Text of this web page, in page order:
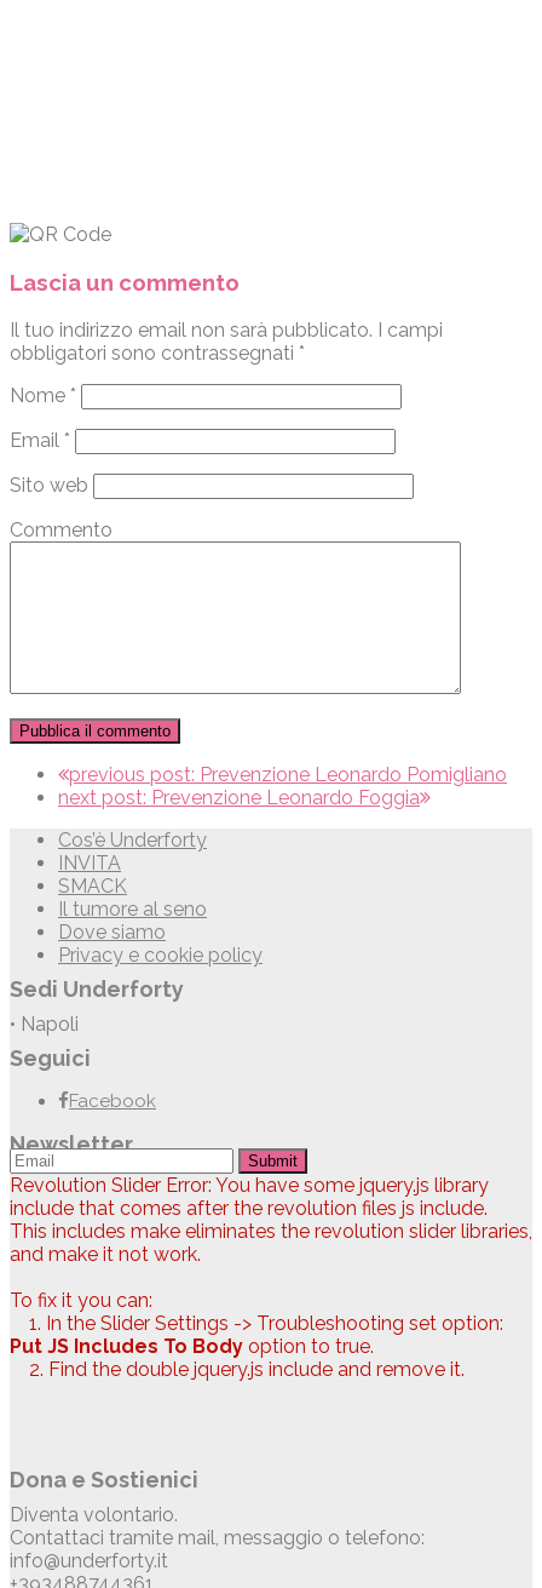
Lascia un commento
Il tuo indirizzo email non sarà pubblicato. I campi
obbligatori sono contrassegnati *
Nome *
Email *
Sito web
Commento
previous post: Prevenzione Leonardo Pomigliano
next post: Prevenzione Leonardo Foggia
Cos’è Underforty
INVITA
SMACK
Il tumore al seno
Dove siamo
Privacy e cookie policy
Sedi Underforty
• Napoli
Seguici
Facebook
Newsletter
Submit
Revolution Slider Error: You have some jquery.js library
include that comes after the revolution files js include.
This includes make eliminates the revolution slider libraries,
and make it not work.
To fix it you can:
1. In the Slider Settings -> Troubleshooting set option:
Put JS Includes To Body option to true.
2. Find the double jquery.js include and remove it.
Dona e Sostienici
Diventa volontario.
Contattaci tramite mail, messaggio o telefono:
info@underforty.it
+393488744361